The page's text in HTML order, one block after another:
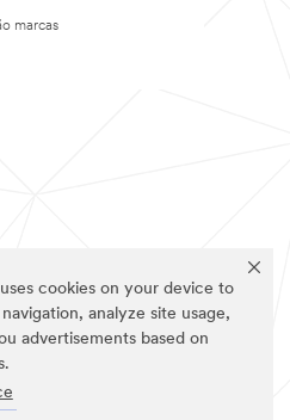
cookies on your device to
analyze site usage,
advertisements based on
marcas